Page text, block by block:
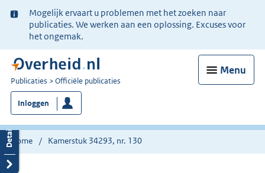
Ter
informatie:
Mogelijk ervaart u problemen met het zoeken naar
publicaties. We werken aan een oplossing. Excuses voor
het ongemak.
Menu
U
bent
nu
hier:
Publicaties Officiële publicaties
Inloggen
Home Kamerstuk 34293, nr. 130